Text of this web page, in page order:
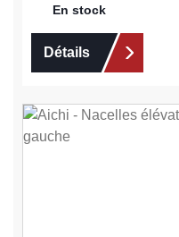
En stock
Détails